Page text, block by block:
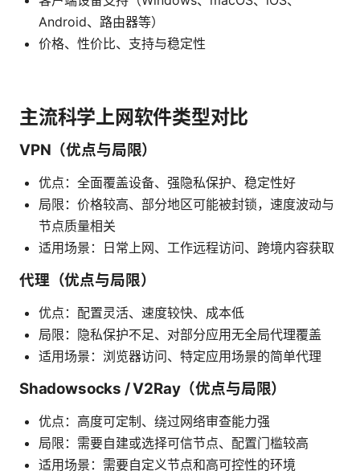
Android、路由器等）
价格、性价比、支持与稳定性
主流科学上网软件类型对比
VPN（优点与局限）
优点：全面覆盖设备、强隐私保护、稳定性好
局限：价格较高、部分地区可能被封锁，速度波动与
节点质量相关
适用场景：日常上网、工作远程访问、跨境内容获取
代理（优点与局限）
优点：配置灵活、速度较快、成本低
局限：隐私保护不足、对部分应用无全局代理覆盖
适用场景：浏览器访问、特定应用场景的简单代理
Shadowsocks / V2Ray（优点与局限）
优点：高度可定制、绕过网络审查能力强
局限：需要自建或选择可信节点、配置门槛较高
适用场景：需要自定义节点和高可控性的环境